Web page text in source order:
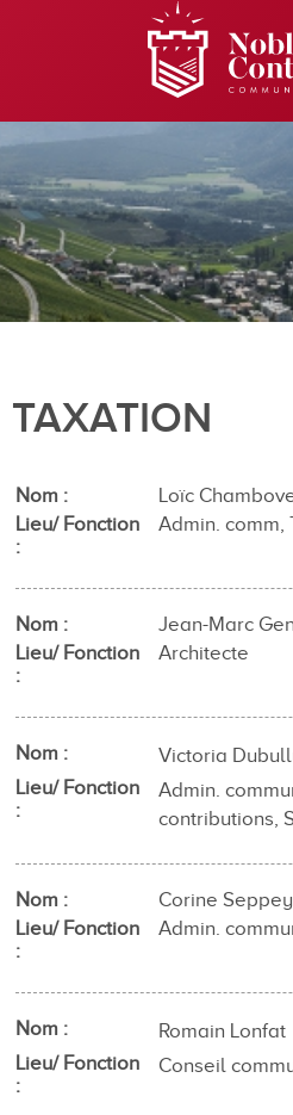
TAXATION
Nom
Loïc
Lieu/ Fonction
Admin. comm,
Nom
Jean-Marc
Lieu/ Fonction
Architecte
Nom
Victoria
Lieu/ Fonction
Admin.
contributions,
Nom
Corine Seppey
Lieu/ Fonction
Admin.
Nom
Romain Lonfat
Lieu/ Fonction
Conseil